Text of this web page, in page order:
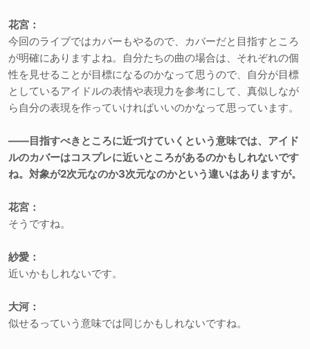
花宮：
今回のライブではカバーもやるので、カバーだと目指すところ
が明確にありますよね。自分たちの曲の場合は、それぞれの個
性を見せることが目標になるのかなって思うので、自分が目標
としているアイドルの表情や表現力を参考にして、真似しなが
ら自分の表現を作っていければいいのかなって思っています。
――目指すべきところに近づけていくという意味では、アイド
ルのカバーはコスプレに近いところがあるのかもしれないです
ね。対象が2次元なのか3次元なのかという違いはありますが。
花宮：
そうですね。
紗愛：
近いかもしれないです。
大河：
似せるっていう意味では同じかもしれないですね。